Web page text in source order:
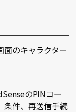
面のキャラクター
のPINコー
条件、再送信手続